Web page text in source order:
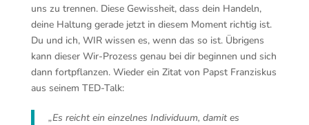
uns zu trennen. Diese Gewissheit, dass dein Handeln,
deine Haltung gerade jetzt in diesem Moment richtig ist.
Du und ich, WIR wissen es, wenn das so ist. Übrigens
kann dieser Wir-Prozess genau bei dir beginnen und sich
dann fortpflanzen. Wieder ein Zitat von Papst Franziskus
aus seinem TED-Talk:
„Es reicht ein einzelnes Individuum, damit es